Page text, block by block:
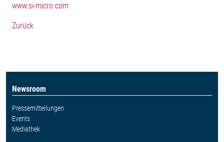
www.si-micro.com
Zurück
Newsroom
Pressemitteilungen
Events
Mediathek